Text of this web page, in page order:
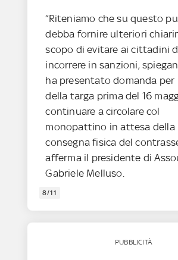
“Riteniamo che su questo
debba fornire ulteriori
scopo di evitare ai cittadini
incorrere in sanzioni,
ha presentato domanda per
della targa prima del 16
continuare a circolare col
monopattino in attesa della
consegna fisica del
afferma il presidente di
Gabriele Melluso.
8/11
PUBBLICITÀ